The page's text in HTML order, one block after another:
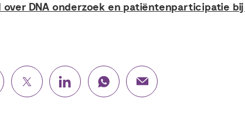
DNA onderzoek en patiëntenparticipatie bij